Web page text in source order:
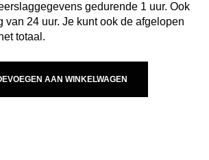
gedurende 1 uur. Ook
van 24 uur. Je kunt ook de afgelopen
totaal.
AAN WINKELWAGEN